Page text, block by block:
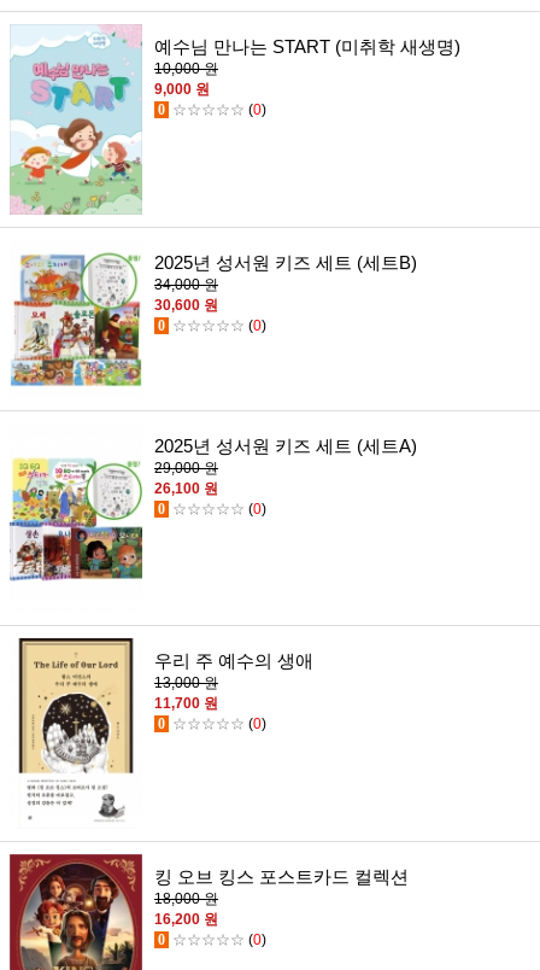
예수님 만나는 START (미취학 새생명)
10,000 원
9,000 원
0 ☆☆☆☆☆ (0)
2025년 성서원 키즈 세트 (세트B)
34,000 원
30,600 원
0 ☆☆☆☆☆ (0)
2025년 성서원 키즈 세트 (세트A)
29,000 원
26,100 원
0 ☆☆☆☆☆ (0)
우리 주 예수의 생애
13,000 원
11,700 원
0 ☆☆☆☆☆ (0)
킹 오브 킹스 포스트카드 컬렉션
18,000 원
16,200 원
0 ☆☆☆☆☆ (0)